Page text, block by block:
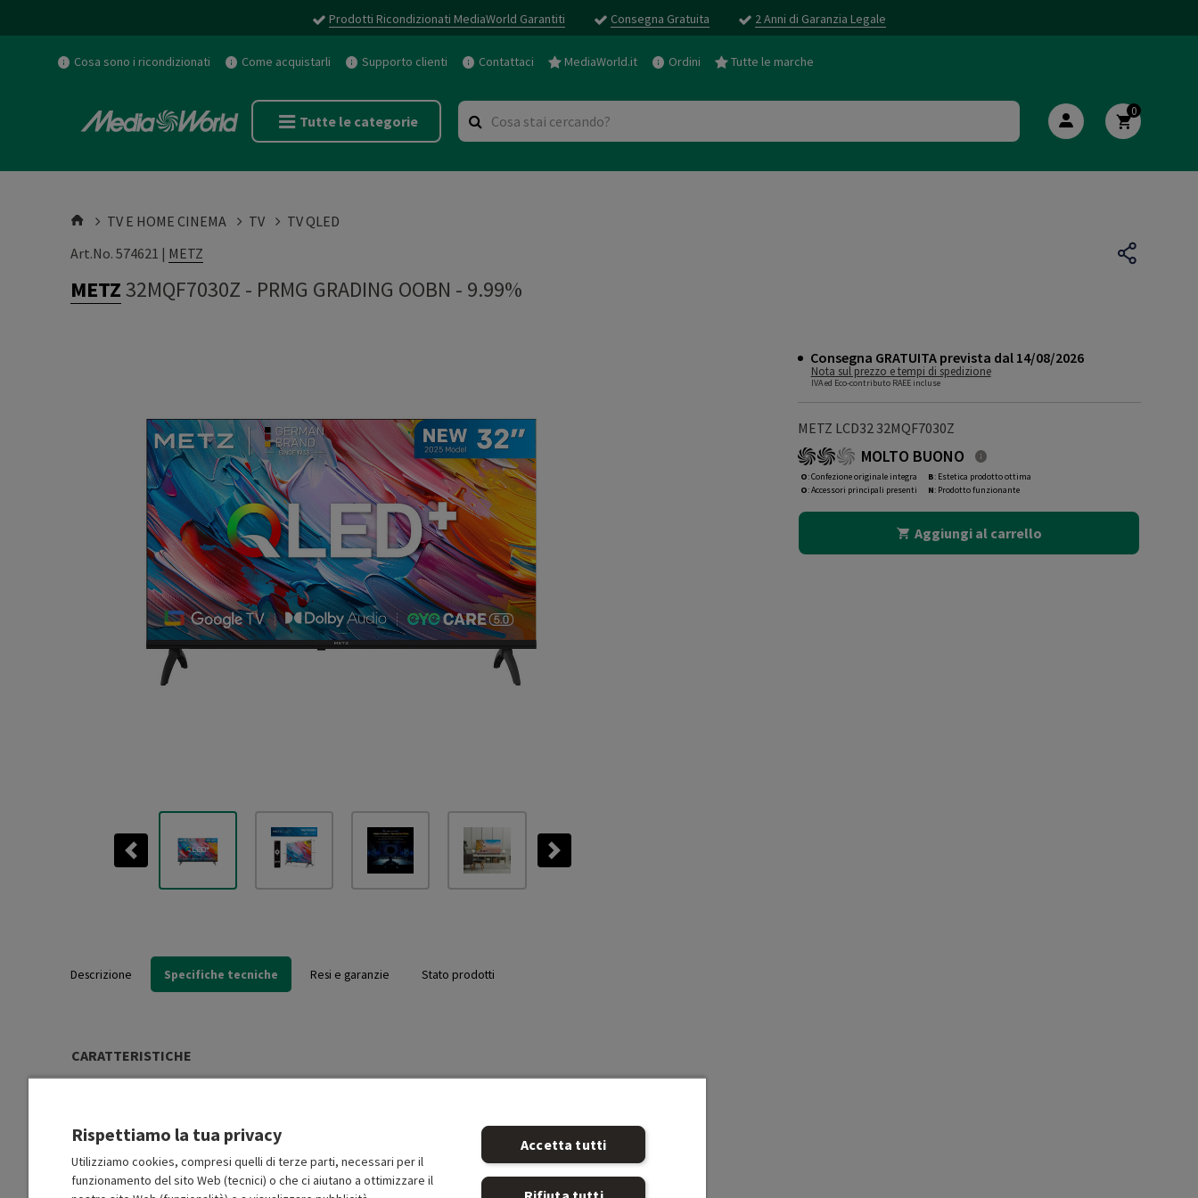
Prodotti Ricondizionati MediaWorld Garantiti Consegna Gratuita 2 Anni di Garanzia Legale
Cosa sono i ricondizionati Come acquistarli Supporto clienti Contattaci MediaWorld.it Ordini Tutte le marche
Tutte le categorie
0
TV E HOME CINEMA TV
TV QLED
Art.No. 574621 | METZ
METZ32MQF7030Z - PRMG GRADING OOBN - 9.99%
Previous Next
Consegna GRATUITA prevista dal 14/08/2026
Nota sul prezzo e tempi di spedizione
IVA ed Eco-contributo RAEE incluse
METZ LCD32 32MQF7030Z
MOLTO BUONO
O: Confezione originale integra
O: Accessori principali presenti
B: Estetica prodotto ottima
N: Prodotto funzionante
Aggiungi al carrello
Descrizione Specifiche tecniche Resi e garanzie Stato prodotti
CARATTERISTICHE
Gamma 2025
Rispettiamo la tua privacy
Utilizziamo cookies, compresi quelli di terze parti, necessari per il
funzionamento del sito Web (tecnici) o che ci aiutano a ottimizzare il
Accetta tutti